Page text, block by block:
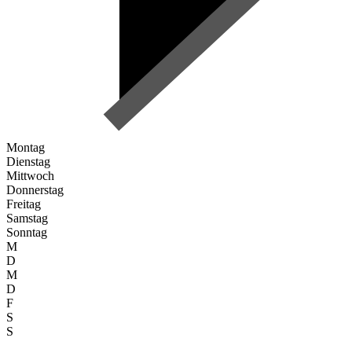
Montag
Dienstag
Mittwoch
Donnerstag
Freitag
Samstag
Sonntag
M
D
M
D
F
S
S